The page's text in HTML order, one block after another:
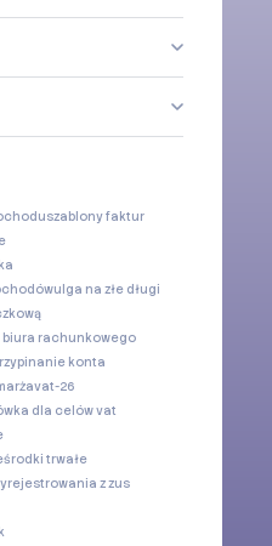
szablony faktur
ulga na złe długi
rachunkowego
konta
vat-26
dla celów vat
środki trwałe
z zus